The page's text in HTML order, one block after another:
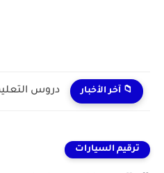
📁 آخر الأخبار
ترقيم السيارات